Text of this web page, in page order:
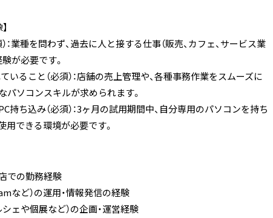
：業種を問わず、過去に人と接する仕事（販売、カフェ、サービス業
が必要です。
いること（必須）：店舗の売上管理や、各種事務作業をスムーズに
パソコンスキルが求められます。
持ち込み（必須）：3ヶ月の試用期間中、自分専用のパソコンを持ち
用できる環境が必要です。
での勤務経験
など）の運用・情報発信の経験
ェや個展など）の企画・運営経験